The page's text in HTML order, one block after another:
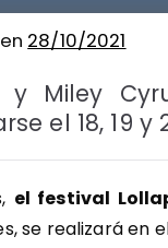
28/10/2021
y Miley
el 18, 19 y
el festival
se realizará en